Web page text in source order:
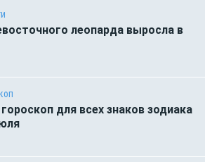
леопарда выросла в
для всех знаков зодиака